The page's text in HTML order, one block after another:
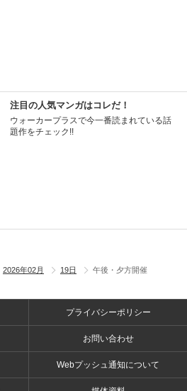
注目の人気マンガはコレだ！
ウォーカープラスで今一番読まれている話
題作をチェック!!
2026年02月 19日 午後・夕方開催
プライバシーポリシー
お問い合わせ
Webプッシュ通知について